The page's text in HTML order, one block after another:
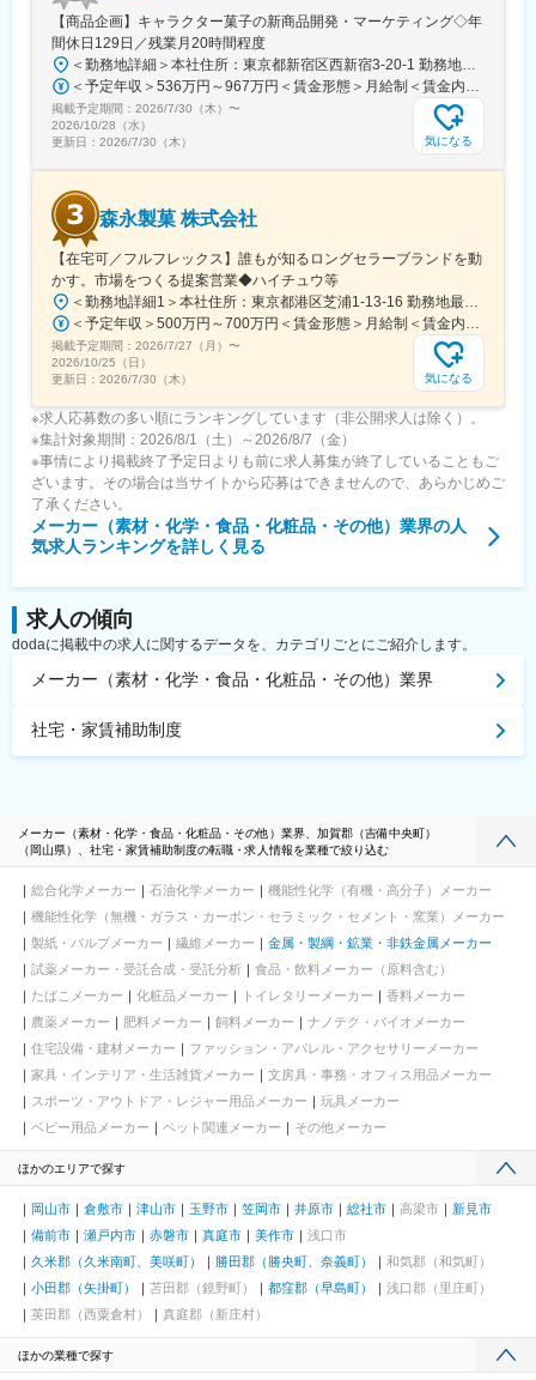
カスト品として自動車関係をはじめ、土木建築、車両、電機、日
用品に至るまで幅広い分野で使用されています。
■企業の特徴／魅力：
同社は「人財育成を基本に置いた経営」を掲げ、社員一人ひとり
の成長をサポートしています。毎月の進捗確認や中間面接で目標
を見直し、個々の成長を促進。さらに、アルミリサイクルを通じ
整っています。
【商品企画】キャラクター菓子の新商品開発・マーケティング◇年
間休日129日／残業月20時間程度
掲載予定期間： 2026/7/30（木） 〜
2026/10/28（水）
更新日： 2026/7/30（木） 気になる
森永製菓 株式会社
【在宅可／フルフレックス】誰もが知るロングセラーブランドを動
かす。市場をつくる提案営業◆ハイチュウ等
掲載予定期間： 2026/7/27（月） 〜
2026/10/25（日）
更新日： 2026/7/30（木） 気になる
※求人応募数の多い順にランキングしています（非公開求人は除く）。
※集計対象期間：2026/8/1（土）～2026/8/7（金）
※事情により掲載終了予定日よりも前に求人募集が終了していることもご
ざいます。その場合は当サイトから応募はできませんので、あらかじめご
了承ください。
メーカー（素材・化学・食品・化粧品・その他）業界の人
気求人ランキングを詳しく見る
求人の傾向
dodaに掲載中の求人に関するデータを、カテゴリごとにご紹介します。
メーカー（素材・化学・食品・化粧品・その他）業界
社宅・家賃補助制度
メーカー（素材・化学・食品・化粧品・その他）業界、加賀郡（吉備中央町）
（岡山県）、社宅・家賃補助制度の転職・求人情報を業種で絞り込む
総合化学メーカー 石油化学メーカー
機能性化学（有機・高分子）メーカー
機能性化学（無機・ガラス・カーボン・セラミック・セメント・窯業）メーカー
製紙・パルプメーカー
繊維メーカー
金属・製綱・鉱業・非鉄金属メーカー
試薬メーカー・受託合成・受託分析
食品・飲料メーカー（原料含む）
たばこメーカー
化粧品メーカー トイレタリーメーカー
香料メーカー
農薬メーカー
肥料メーカー 飼料メーカー
ナノテク・バイオメーカー
住宅設備・建材メーカー
ファッション・アパレル・アクセサリーメーカー
家具・インテリア・生活雑貨メーカー
文房具・事務・オフィス用品メーカー
スポーツ・アウトドア・レジャー用品メーカー
玩具メーカー
ベビー用品メーカー
ペット関連メーカー その他メーカー
ほかのエリアで探す
岡山市 倉敷市 津山市 玉野市 笠岡市 井原市 総社市 高梁市
新見市
備前市
瀬戸内市 赤磐市 真庭市 美作市
浅口市
久米郡（久米南町、美咲町）
勝田郡（勝央町、奈義町）
和気郡（和気町）
小田郡（矢掛町）
苫田郡（鏡野町） 都窪郡（早島町）
浅口郡（里庄町）
英田郡（西粟倉村）
真庭郡（新庄村）
ほかの業種で探す